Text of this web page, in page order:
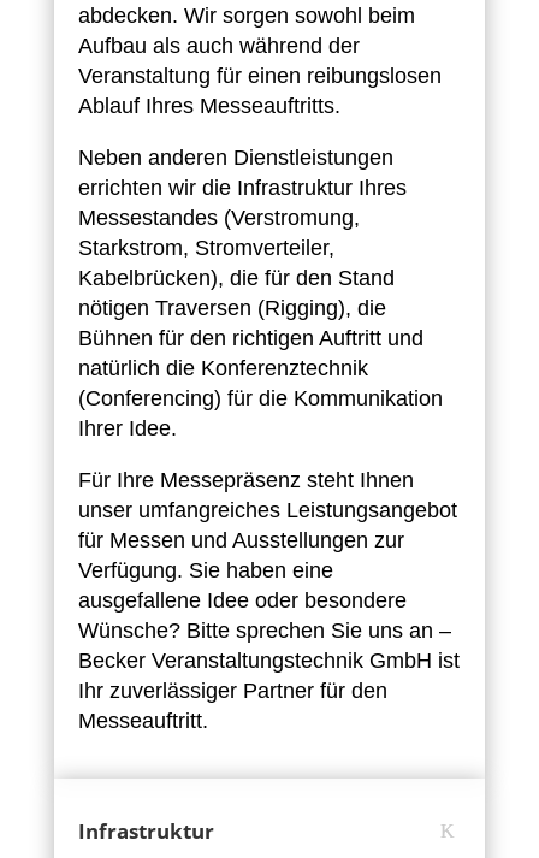
abdecken. Wir sorgen sowohl beim
Aufbau als auch während der
Veranstaltung für einen reibungslosen
Ablauf Ihres Messeauftritts.
Neben anderen Dienstleistungen
errichten wir die Infrastruktur Ihres
Messestandes (Verstromung,
Starkstrom, Stromverteiler,
Kabelbrücken), die für den Stand
nötigen Traversen (Rigging), die
Bühnen für den richtigen Auftritt und
natürlich die Konferenztechnik
(Conferencing) für die Kommunikation
Ihrer Idee.
Für Ihre Messepräsenz steht Ihnen
unser umfangreiches Leistungsangebot
für Messen und Ausstellungen zur
Verfügung. Sie haben eine
ausgefallene Idee oder besondere
Wünsche? Bitte sprechen Sie uns an –
Becker Veranstaltungstechnik GmbH ist
Ihr zuverlässiger Partner für den
Messeauftritt.
Infrastruktur